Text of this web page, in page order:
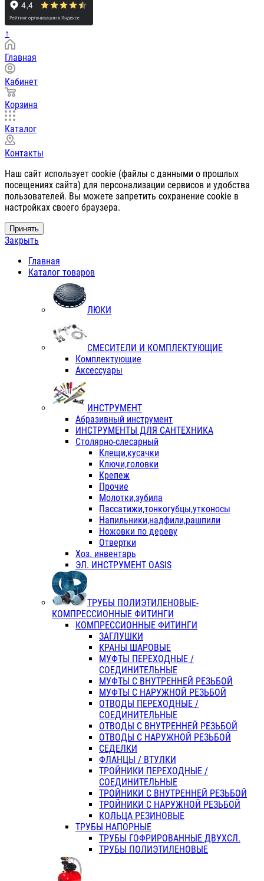
↑
Главная
Кабинет
Корзина
Каталог
Контакты
Наш сайт использует cookie (файлы с данными о прошлых
посещениях сайта) для персонализации сервисов и удобства
пользователей. Вы можете запретить сохранение cookie в
настройках своего браузера.
Принять
Закрыть
Главная
Каталог товаров
ЛЮКИ
СМЕСИТЕЛИ И КОМПЛЕКТУЮЩИЕ
Комплектующие
Аксессуары
ИНСТРУМЕНТ
Абразивный инструмент
ИНСТРУМЕНТЫ ДЛЯ САНТЕХНИКА
Столярно-слесарный
Клещи,кусачки
Ключи,головки
Крепеж
Прочие
Молотки,зубила
Пассатижи,тонкогубцы,утконосы
Напильники,надфили,рашпили
Ножовки по дереву
Отвертки
Хоз. инвентарь
ЭЛ. ИНСТРУМЕНТ OASIS
ТРУБЫ ПОЛИЭТИЛЕНОВЫЕ-
КОМПРЕССИОННЫЕ ФИТИНГИ
КОМПРЕССИОННЫЕ ФИТИНГИ
ЗАГЛУШКИ
КРАНЫ ШАРОВЫЕ
МУФТЫ ПЕРЕХОДНЫЕ /
СОЕДИНИТЕЛЬНЫЕ
МУФТЫ С ВНУТРЕННЕЙ РЕЗЬБОЙ
МУФТЫ С НАРУЖНОЙ РЕЗЬБОЙ
ОТВОДЫ ПЕРЕХОДНЫЕ /
СОЕДИНИТЕЛЬНЫЕ
ОТВОДЫ С ВНУТРЕННЕЙ РЕЗЬБОЙ
ОТВОДЫ С НАРУЖНОЙ РЕЗЬБОЙ
СЕДЕЛКИ
ФЛАНЦЫ / ВТУЛКИ
ТРОЙНИКИ ПЕРЕХОДНЫЕ /
СОЕДИНИТЕЛЬНЫЕ
ТРОЙНИКИ С ВНУТРЕННЕЙ РЕЗЬБОЙ
ТРОЙНИКИ С НАРУЖНОЙ РЕЗЬБОЙ
КОЛЬЦА РЕЗИНОВЫЕ
ТРУБЫ НАПОРНЫЕ
ТРУБЫ ГОФРИРОВАННЫЕ ДВУХСЛ.
ТРУБЫ ПОЛИЭТИЛЕНОВЫЕ